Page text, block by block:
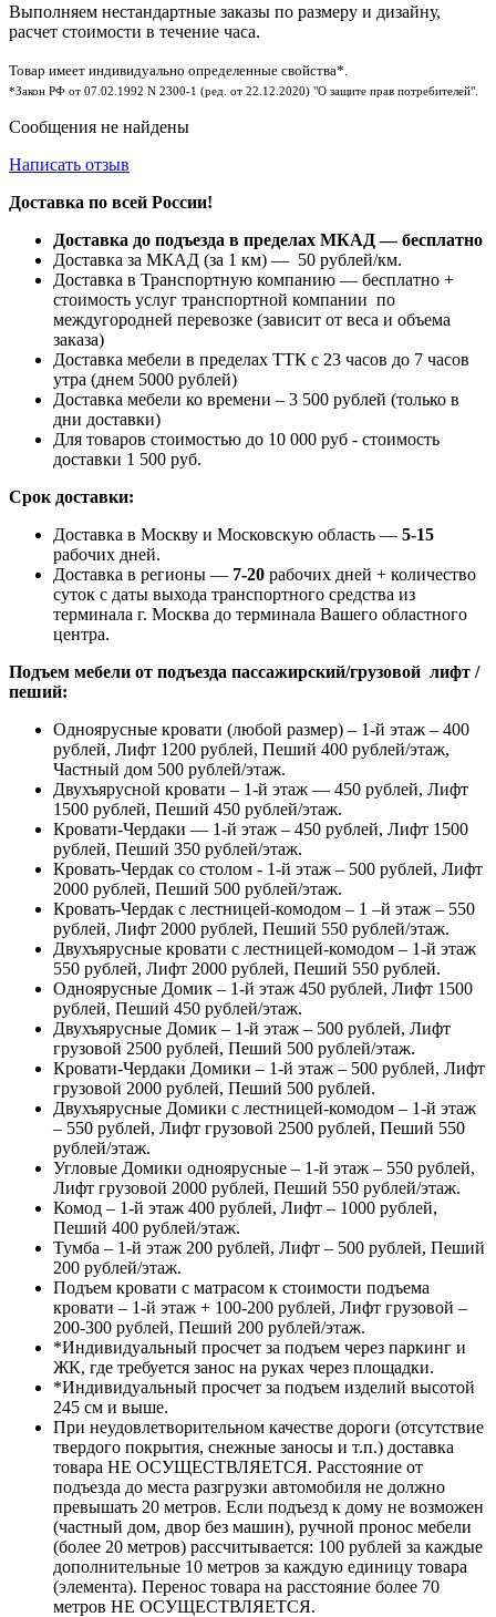
Выполняем нестандартные заказы по размеру и дизайну,
расчет стоимости в течение часа.
Товар имеет индивидуально определенные свойства*.
*Закон РФ от 07.02.1992 N 2300-1 (ред. от 22.12.2020) "О защите прав потребителей".
Сообщения не найдены
Написать отзыв
Доставка по всей России!
Доставка до подъезда в пределах МКАД — бесплатно
Доставка за МКАД (за 1 км) — 50 рублей/км.
Доставка в Транспортную компанию — бесплатно +
стоимость услуг транспортной компании по
междугородней перевозке (зависит от веса и объема
заказа)
Доставка мебели в пределах ТТК с 23 часов до 7 часов
утра (днем 5000 рублей)
Доставка мебели ко времени – 3 500 рублей (только в
дни доставки)
Для товаров стоимостью до 10 000 руб - стоимость
доставки 1 500 руб.
Срок доставки:
Доставка в Москву и Московскую область — 5-15
рабочих дней.
Доставка в регионы — 7-20 рабочих дней + количество
суток с даты выхода транспортного средства из
терминала г. Москва до терминала Вашего областного
центра.
Подъем мебели от подъезда пассажирский/грузовой лифт /
пеший:
Одноярусные кровати (любой размер) – 1-й этаж – 400
рублей, Лифт 1200 рублей, Пеший 400 рублей/этаж,
Частный дом 500 рублей/этаж.
Двухъярусной кровати – 1-й этаж — 450 рублей, Лифт
1500 рублей, Пеший 450 рублей/этаж.
Кровати-Чердаки — 1-й этаж – 450 рублей, Лифт 1500
рублей, Пеший 350 рублей/этаж.
Кровать-Чердак со столом - 1-й этаж – 500 рублей, Лифт
2000 рублей, Пеший 500 рублей/этаж.
Кровать-Чердак с лестницей-комодом – 1 –й этаж – 550
рублей, Лифт 2000 рублей, Пеший 550 рублей/этаж.
Двухъярусные кровати с лестницей-комодом – 1-й этаж
550 рублей, Лифт 2000 рублей, Пеший 550 рублей.
Одноярусные Домик – 1-й этаж 450 рублей, Лифт 1500
рублей, Пеший 450 рублей/этаж.
Двухъярусные Домик – 1-й этаж – 500 рублей, Лифт
грузовой 2500 рублей, Пеший 500 рублей/этаж.
Кровати-Чердаки Домики – 1-й этаж – 500 рублей, Лифт
грузовой 2000 рублей, Пеший 500 рублей.
Двухъярусные Домики с лестницей-комодом – 1-й этаж
– 550 рублей, Лифт грузовой 2500 рублей, Пеший 550
рублей/этаж.
Угловые Домики одноярусные – 1-й этаж – 550 рублей,
Лифт грузовой 2000 рублей, Пеший 550 рублей/этаж.
Комод – 1-й этаж 400 рублей, Лифт – 1000 рублей,
Пеший 400 рублей/этаж.
Тумба – 1-й этаж 200 рублей, Лифт – 500 рублей, Пеший
200 рублей/этаж.
Подъем кровати с матрасом к стоимости подъема
кровати – 1-й этаж + 100-200 рублей, Лифт грузовой –
200-300 рублей, Пеший 200 рублей/этаж.
*Индивидуальный просчет за подъем через паркинг и
ЖК, где требуется занос на руках через площадки.
*Индивидуальный просчет за подъем изделий высотой
245 см и выше.
При неудовлетворительном качестве дороги (отсутствие
твердого покрытия, снежные заносы и т.п.) доставка
товара НЕ ОСУЩЕСТВЛЯЕТСЯ. Расстояние от
подъезда до места разгрузки автомобиля не должно
превышать 20 метров. Если подъезд к дому не возможен
(частный дом, двор без машин), ручной пронос мебели
(более 20 метров) рассчитывается: 100 рублей за каждые
дополнительные 10 метров за каждую единицу товара
(элемента). Перенос товара на расстояние более 70
метров НЕ ОСУЩЕСТВЛЯЕТСЯ.